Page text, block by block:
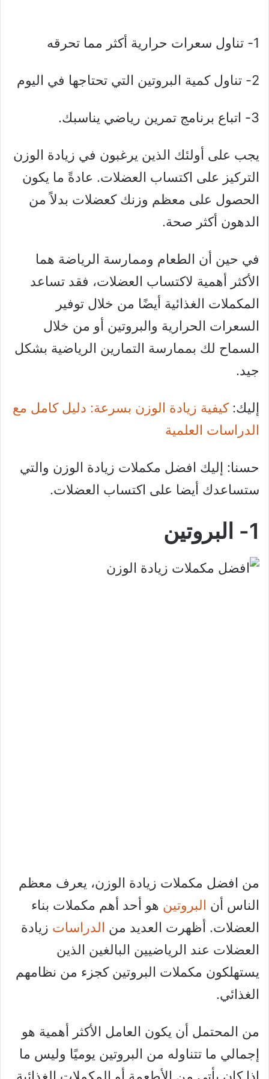
1- تناول سعرات حرارية أكثر مما تحرقه
2- تناول كمية البروتين التي تحتاجها في اليوم
3- اتباع برنامج تمرين رياضي يناسبك.
يجب على أولئك الذين يرغبون في زيادة الوزن
التركيز على اكتساب العضلات. عادةً ما يكون
الحصول على معظم وزنك كعضلات بدلاً من
الدهون أكثر صحة.
في حين أن الطعام وممارسة الرياضة هما
الأكثر أهمية لاكتساب العضلات، فقد تساعد
المكملات الغذائية أيضًا من خلال توفير
السعرات الحرارية والبروتين أو من خلال
السماح لك بممارسة التمارين الرياضية بشكل
جيد.
إليك:كيفية زيادة الوزن بسرعة: دليل كامل مع
الدراسات العلمية
حسنا: إليك افضل مكملات زيادة الوزن والتي
ستساعدك أيضا على اكتساب العضلات.
1- البروتين
من افضل مكملات زيادة الوزن، يعرف معظم
الناس أن البروتين هو أحد أهم مكملات بناء
العضلات. أظهرت العديد من الدراسات زيادة
العضلات عند الرياضيين البالغين الذين
يستهلكون مكملات البروتين كجزء من نظامهم
الغذائي.
من المحتمل أن يكون العامل الأكثر أهمية هو
إجمالي ما تتناوله من البروتين يوميًا وليس ما